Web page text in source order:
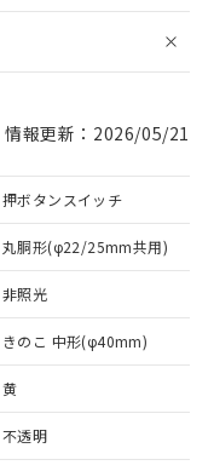
情報更新：2026/05/21
押ボタンスイッチ
丸胴形(φ22/25mm共用)
非照光
きのこ 中形(φ40mm)
黄
不透明